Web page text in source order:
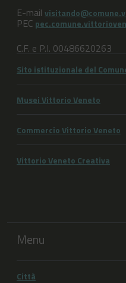
E-mail
PEC
C.F. e P.I. 00486620263
Sito istituzionale del
Musei Vittorio Veneto
Commercio Vittorio Veneto
Vittorio Veneto Creativa
Menu
Città